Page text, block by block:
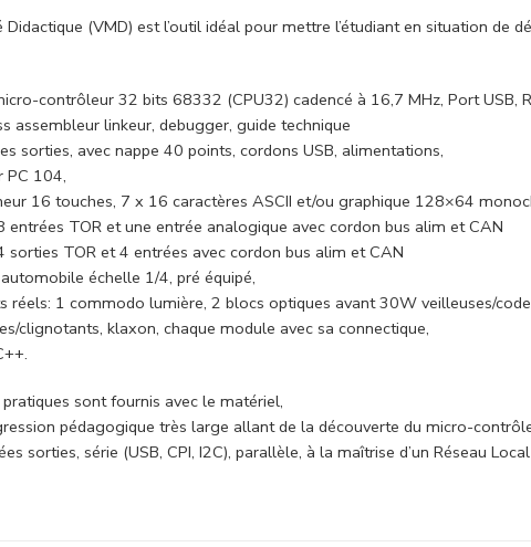
(VMD) est l’outil idéal pour mettre l’étudiant en situation de
contrôleur 32 bits 68332 (CPU32) cadencé à 16,7 MHz, Port USB,
assembleur linkeur, debugger, guide technique
sorties, avec nappe 40 points, cordons USB, alimentations,
PC 104,
16 touches, 7 x 16 caractères ASCII et/ou graphique 128×64
entrées TOR et une entrée analogique avec cordon bus alim et CAN
sorties TOR et 4 entrées avec cordon bus alim et CAN
échelle 1/4, pré équipé,
réels: 1 commodo lumière, 2 blocs optiques avant 30W veilleuses/
clignotants, klaxon, chaque module avec sa connectique,
sont fournis avec le matériel,
pédagogique très large allant de la découverte du micro-
sorties, série (USB, CPI, I2C), parallèle, à la maîtrise d’un Réseau